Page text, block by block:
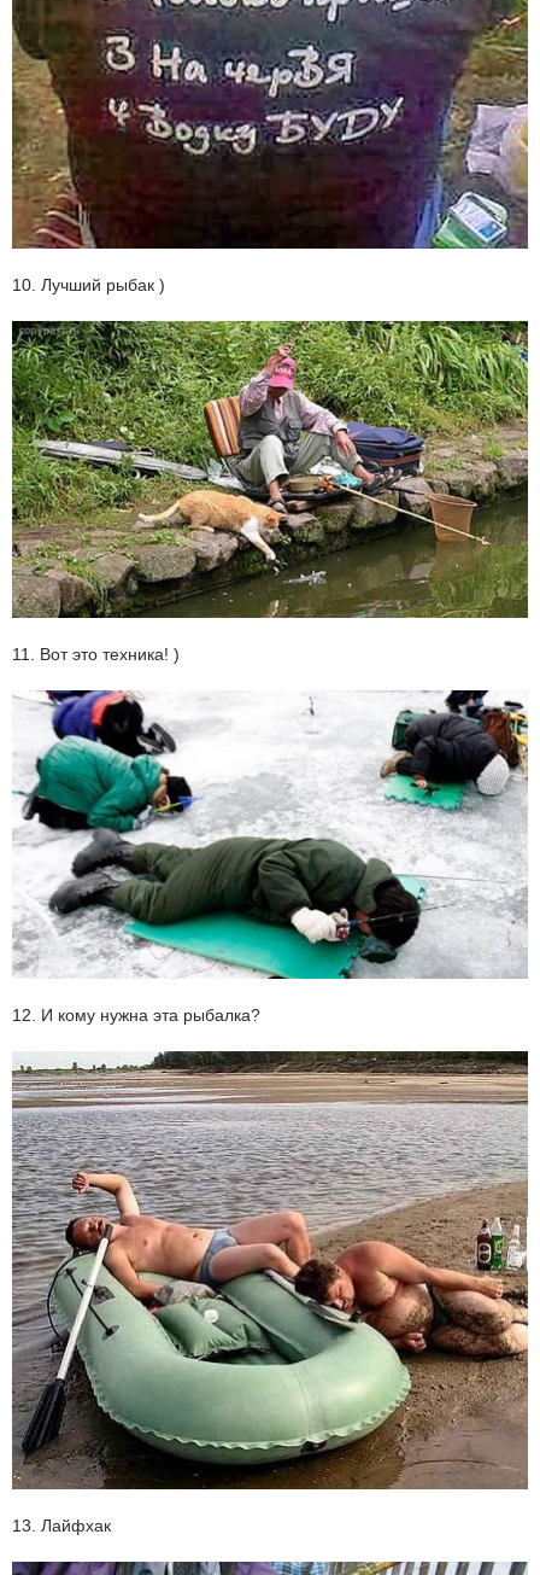
10. Лучший рыбак )
11. Вот это техника! )
12. И кому нужна эта рыбалка?
13. Лайфхак